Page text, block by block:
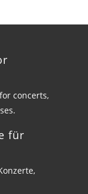
concerts,
für